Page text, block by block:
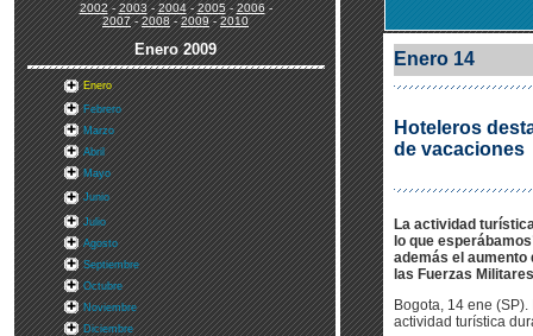
2002-2003-2004-2005-2006-
2007-2008-2009-2010
Enero2009
Enero
Febrero
Marzo
Abril
Mayo
Junio
Julio
Agosto
Septiembre
Octubre
Noviembre
Diciembre
Enero 14
Hoteleros
de vacaciones
La actividad
lo que
además el aumento
las Fuerzas
Bogota, 14 ene
actividad turística